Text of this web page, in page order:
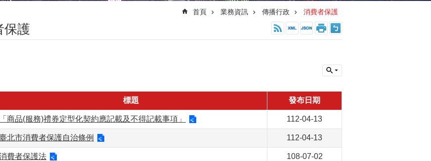
首頁 業務資訊 傳播行政 消費者保護
保護
標題 發布日期
「商品(服務)禮券定型化契約應記載及不得記載事項」 112-04-13
北市消費者保護自治條例 112-04-13
費者保護法 108-07-02